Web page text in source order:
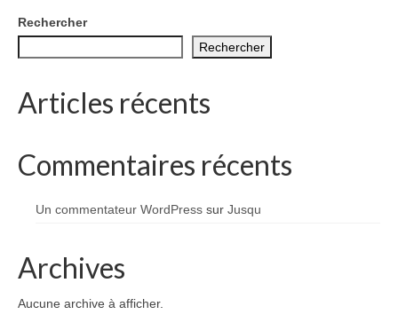
1505 à 1589
1595 à 1693
1701 à 1798
1901 à 1948
1950 à 2006
Histoire Générale du Languedoc
HGL: 498 à 1095
Rechercher
Rechercher
Articles récents
Commentaires récents
Un commentateur WordPress sur Jusqu
Archives
Aucune archive à afficher.